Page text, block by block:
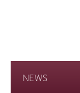
NEWS